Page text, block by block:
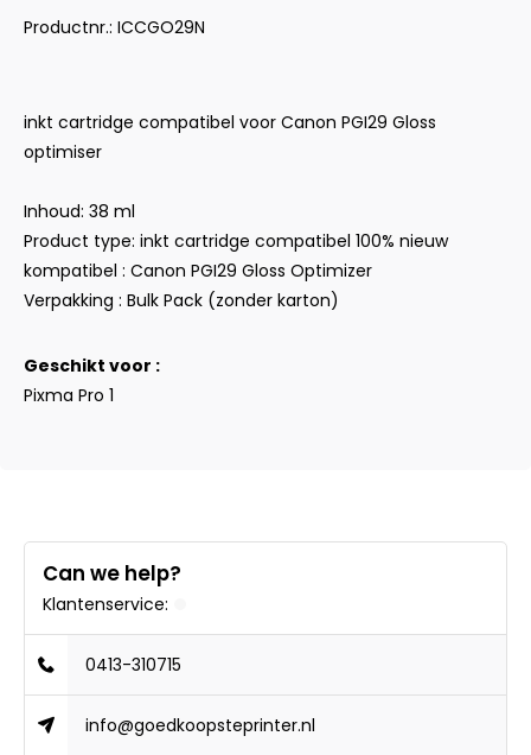
Productnr.: ICCGO29N
inkt cartridge compatibel voor Canon PGI29 Gloss
optimiser
Inhoud: 38 ml
Product type: inkt cartridge compatibel 100% nieuw
kompatibel : Canon PGI29 Gloss Optimizer
Verpakking : Bulk Pack (zonder karton)
Geschikt voor :
Pixma Pro 1
Can we help?
Klantenservice:
0413-310715
info@goedkoopsteprinter.nl